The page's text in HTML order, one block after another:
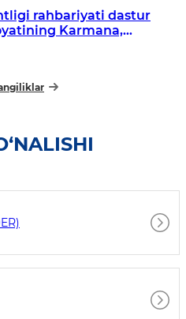
rahbariyati dastur
Karmana,